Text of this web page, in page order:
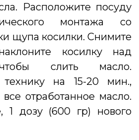
Расположите посуду
монтажа со
щупа косилки. Снимите
косилку над
слить масло.
технику на 15-20 мин.,
отработанное масло.
1 дозу (600 гр) нового